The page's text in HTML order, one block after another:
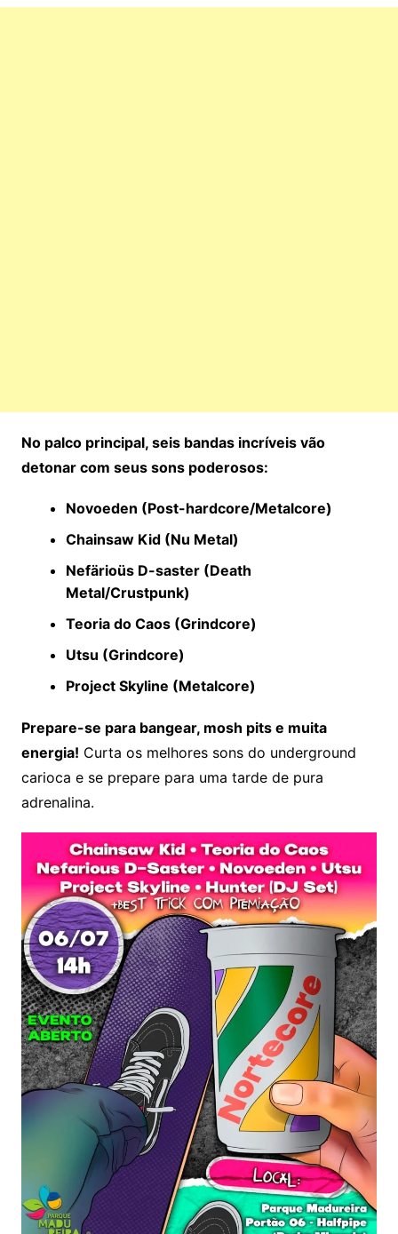
No palco principal, seis bandas incríveis vão
detonar com seus sons poderosos:
Novoeden (Post-hardcore/Metalcore)
Chainsaw Kid (Nu Metal)
Nefärioüs D-saster (Death
Metal/Crustpunk)
Teoria do Caos (Grindcore)
Utsu (Grindcore)
Project Skyline (Metalcore)
Prepare-se para bangear, mosh pits e muita
energia! Curta os melhores sons do underground
carioca e se prepare para uma tarde de pura
adrenalina.